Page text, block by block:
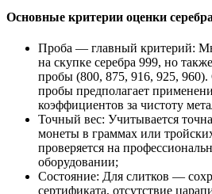
Основные критерии оценки
Проба — главный критерий:
на скупке серебра 999, но
пробы (800, 875, 916, 925, 960).
пробы предполагает
коэффициентов за чистоту
Точный вес: Учитывается
монеты в граммах или
проверяется на
оборудовании;
Состояние: Для слитков —
сертификата, отсутствие